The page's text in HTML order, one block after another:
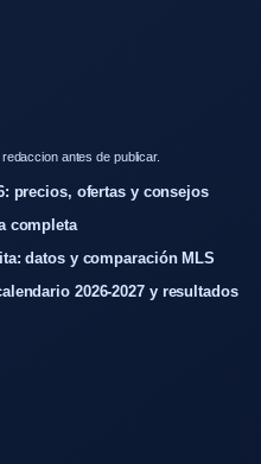
antes de publicar.
precios, ofertas y consejos
completa
datos y comparación MLS
2026-2027 y resultados